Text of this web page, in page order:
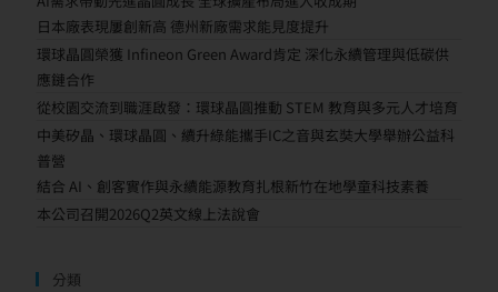
日本廠表現屢創新高 德州新廠需求能見度提升
環球晶圓榮獲 Infineon Green Award肯定 深化永續管理與低碳供
應鏈合作
從校園交流到職涯啟發：環球晶圓推動 STEM 教育與多元人才培育
中美矽晶、環球晶圓、續升綠能攜手IC之音與玄奘大學舉辦公益科
普營
結合 AI、創客實作與永續能源教育扎根新竹在地學童科技素養
本公司召開2026Q2英文線上法說會
分類